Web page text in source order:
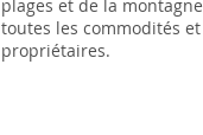
plages et de la
toutes les commodités
propriétaires.